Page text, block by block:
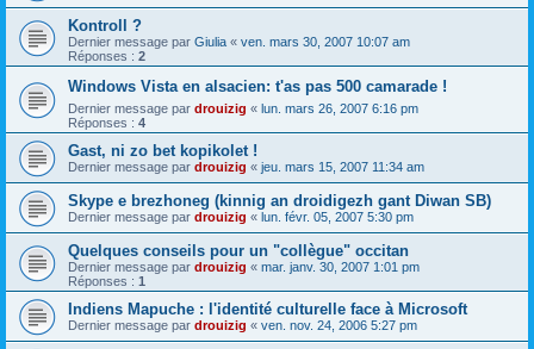
Kontroll ?
Dernier message par Giulia « ven. mars 30, 2007 10:07 am
Réponses : 2
Windows Vista en alsacien: t'as pas 500 camarade !
Dernier message par drouizig « lun. mars 26, 2007 6:16 pm
Réponses : 4
Gast, ni zo bet kopikolet !
Dernier message par drouizig « jeu. mars 15, 2007 11:34 am
Skype e brezhoneg (kinnig an droidigezh gant Diwan SB)
Dernier message par drouizig « lun. févr. 05, 2007 5:30 pm
Quelques conseils pour un "collègue" occitan
Dernier message par drouizig « mar. janv. 30, 2007 1:01 pm
Réponses : 1
Indiens Mapuche : l'identité culturelle face à Microsoft
Dernier message par drouizig « ven. nov. 24, 2006 5:27 pm